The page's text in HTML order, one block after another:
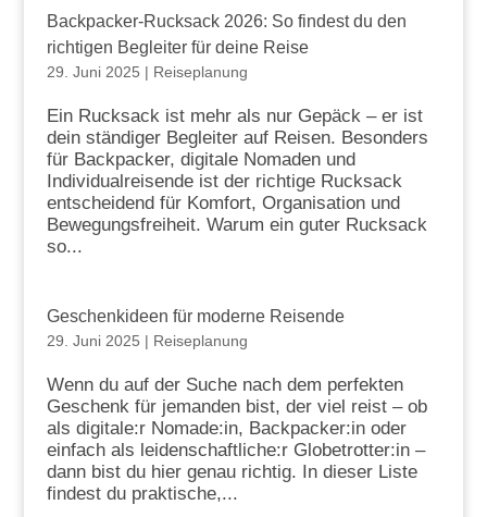
Backpacker-Rucksack 2026: So findest du den
richtigen Begleiter für deine Reise
29. Juni 2025 | Reiseplanung
Ein Rucksack ist mehr als nur Gepäck – er ist
dein ständiger Begleiter auf Reisen. Besonders
für Backpacker, digitale Nomaden und
Individualreisende ist der richtige Rucksack
entscheidend für Komfort, Organisation und
Bewegungsfreiheit. Warum ein guter Rucksack
so...
Geschenkideen für moderne Reisende
29. Juni 2025 | Reiseplanung
Wenn du auf der Suche nach dem perfekten
Geschenk für jemanden bist, der viel reist – ob
als digitale:r Nomade:in, Backpacker:in oder
einfach als leidenschaftliche:r Globetrotter:in –
dann bist du hier genau richtig. In dieser Liste
findest du praktische,...